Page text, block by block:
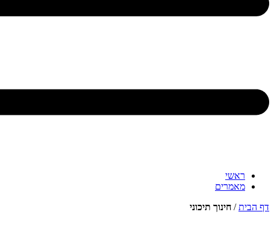
ראשי
מאמרים
דף הבית/ חינוך תיכוני